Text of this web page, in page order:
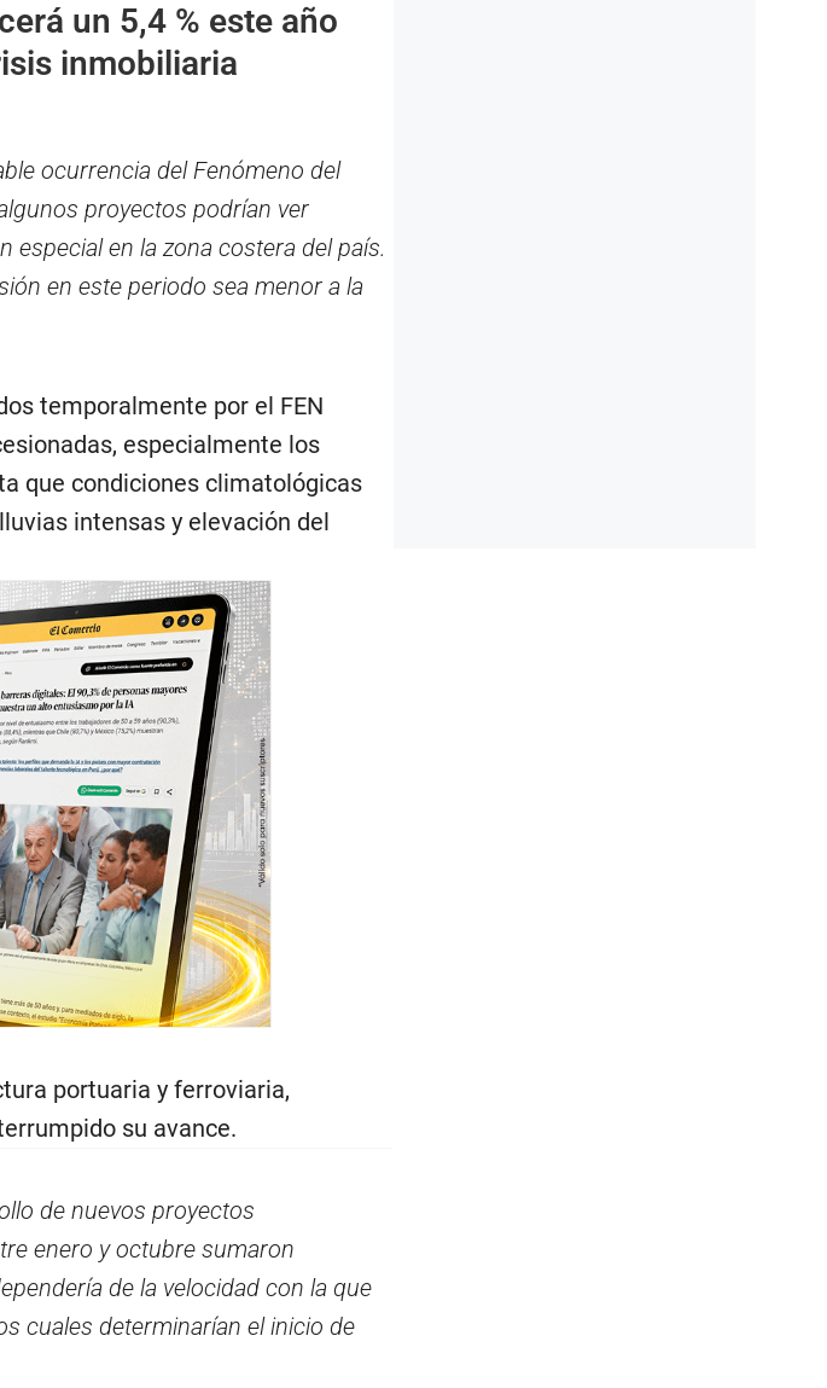
un 5,4 % este año
inmobiliaria
ocurrencia del Fenómeno del
proyectos podrían ver
especial en la zona costera del país.
en este periodo sea menor a la
temporalmente por el FEN
especialmente los
que condiciones climatológicas
intensas y elevación del
portuaria y ferroviaria,
su avance.
de nuevos proyectos
enero y octubre sumaron
de la velocidad con la que
cuales determinarían el inicio de